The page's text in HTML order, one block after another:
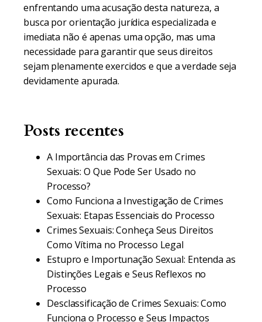
enfrentando uma acusação desta natureza, a
busca por orientação jurídica especializada e
imediata não é apenas uma opção, mas uma
necessidade para garantir que seus direitos
sejam plenamente exercidos e que a verdade seja
devidamente apurada.
Posts recentes
A Importância das Provas em Crimes
Sexuais: O Que Pode Ser Usado no
Processo?
Como Funciona a Investigação de Crimes
Sexuais: Etapas Essenciais do Processo
Crimes Sexuais: Conheça Seus Direitos
Como Vítima no Processo Legal
Estupro e Importunação Sexual: Entenda as
Distinções Legais e Seus Reflexos no
Processo
Desclassificação de Crimes Sexuais: Como
Funciona o Processo e Seus Impactos